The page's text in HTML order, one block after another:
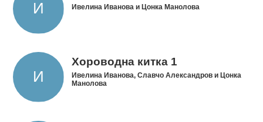
Ивелина Иванова и Цонка Манолова
Хороводна китка 1
Ивелина Иванова, Славчо Александров и Цонка
Манолова